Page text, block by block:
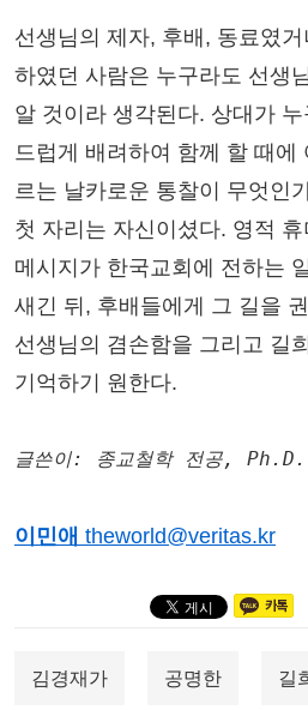
선생님의 제자, 후배, 동료였거
하였던 사람은 누구라도 선생
알 것이라 생각된다. 상대가
드럽게 배려하여 함께 할 때에
르는 날카로운 통찰이 무엇인
첫 자리는 자신이셨다. 영적
메시지가 한국교회에 전하는
새긴 뒤, 후배들에게 그 길을
선생님의 겸손함을 그리고 길
기억하기 원한다.
글쓴이: 종교철학 전공, Ph.D.
이민애 theworld@veritas.kr
김경재가 공명한 길